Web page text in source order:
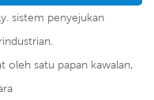
sistem penyejukan
oleh satu papan kawalan,